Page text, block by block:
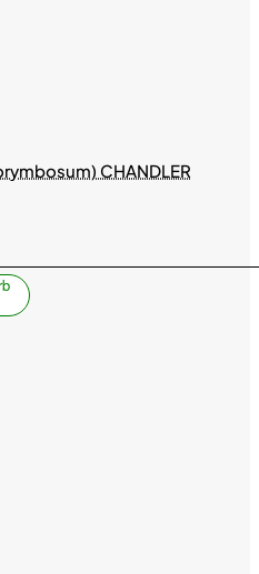
CHANDLER